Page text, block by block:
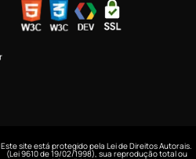
Este site está protegido pela Lei de Direitos Autorais.
(Lei 9610 de 19/02/1998), sua reprodução total ou